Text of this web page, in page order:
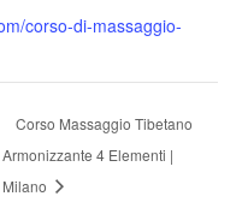
corso-di-massaggio-
Corso Massaggio Tibetano
Armonizzante 4 Elementi |
Milano